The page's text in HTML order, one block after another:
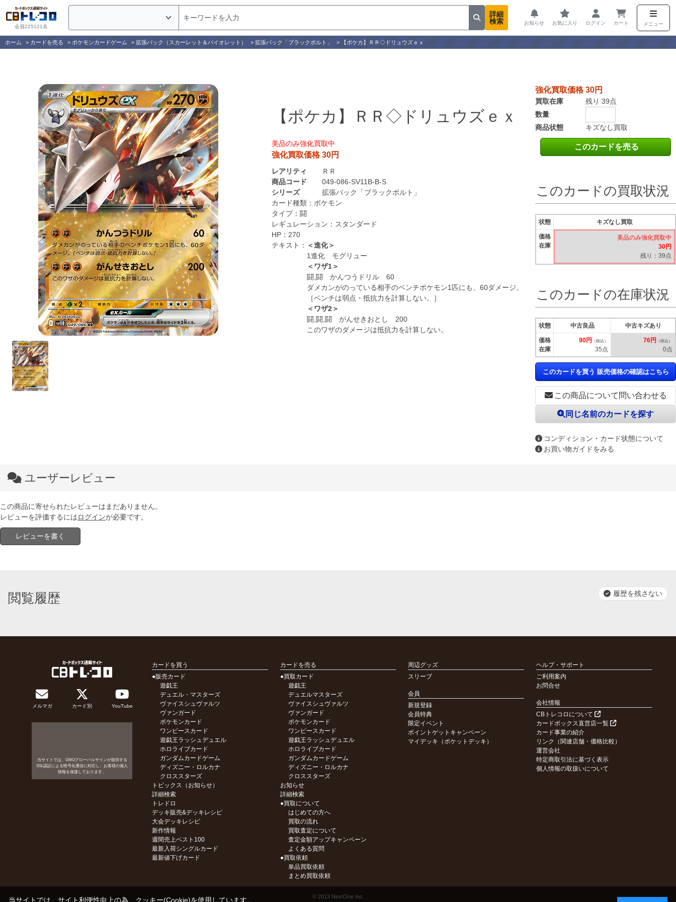
会員225121名
詳細
検索
お知らせ お気に入り ログイン カート メニュー
ホーム > カードを売る > ポケモンカードゲーム > 拡張パック（スカーレット＆バイオレット） > 拡張パック「ブラックボルト」 > 【ポケカ】ＲＲ◇ドリュウズｅｘ
【ポケカ】ＲＲ◇ドリュウズｅｘ
美品のみ強化買取中
強化買取価格 30円
レアリティ
ＲＲ
商品コード
049-086-SV11B-B-S
シリーズ
拡張パック「ブラックボルト」
カード種類： ポケモン
タイプ： 闘
レギュレーション： スタンダード
HP： 270
テキスト： ＜進化＞
1進化 モグリュー
＜ワザ1＞
闘,闘 かんつうドリル 60
ダメカンがのっている相手のベンチポケモン1匹にも、60ダメージ。
［ベンチは弱点・抵抗力を計算しない。］
＜ワザ2＞
闘,闘,闘 がんせきおとし 200
このワザのダメージは抵抗力を計算しない。
強化買取価格 30円
商品状態 キズなし買取
買取在庫
残り 39点
数量
このカードを売る
この商品について問い合わせる
同じ名前のカードを探す
コンディション・カード状態について
お買い物ガイドをみる
このカードの買取状況
状態
価格
在庫
キズなし買取
美品のみ強化買取中
30円
残り：39点
このカードの在庫状況
状態
価格
在庫
中古良品
90円 （税込）
35点
中古キズあり
76円 （税込）
0点
このカードを買う 販売価格の確認はこちら
ユーザーレビュー
この商品に寄せられたレビューはまだありません。
レビューを評価するにはログインが必要です。
レビューを書く
閲覧履歴 履歴を残さない
メルマガ カード別 YouTube
当サイトでは、GMOグローバルサインが提供する
SSL認証による暗号化通信に対応し、お客様の個人
情報を保護しております。
カードを買う
●販売カード
遊戯王
デュエル・マスターズ
ヴァイスシュヴァルツ
ヴァンガード
ポケモンカード
ワンピースカード
遊戯王ラッシュデュエル
ホロライブカード
ガンダムカードゲーム
ディズニー・ロルカナ
クロススターズ
トピックス（お知らせ）
詳細検索
トレドロ
デッキ販売&デッキレシピ
大会デッキレシピ
新作情報
週間売上ベスト100
最新入荷シングルカード
最新値下げカード
カードを売る
●買取カード
遊戯王
デュエルマスターズ
ヴァイスシュヴァルツ
ヴァンガード
ポケモンカード
ワンピースカード
遊戯王ラッシュデュエル
ホロライブカード
ガンダムカードゲーム
ディズニー・ロルカナ
クロススターズ
お知らせ
詳細検索
●買取について
はじめての方へ
買取の流れ
買取査定について
査定金額アップキャンペーン
よくある質問
●買取依頼
単品買取依頼
まとめ買取依頼
周辺グッズ
スリーブ
会員
新規登録
会員特典
限定イベント
ポイントゲットキャンペーン
マイデッキ（ポケットデッキ）
ヘルプ・サポート
ご利用案内
お問合せ
会社情報
CBトレコロについて
カードボックス直営店一覧
カード事業の紹介
リンク（関連店舗・価格比較）
運営会社
特定商取引法に基づく表示
個人情報の取扱いについて
© 2013 NextOne Inc.
当サイトでは、サイト利便性向上の為、クッキー(Cookie)を使用しています。